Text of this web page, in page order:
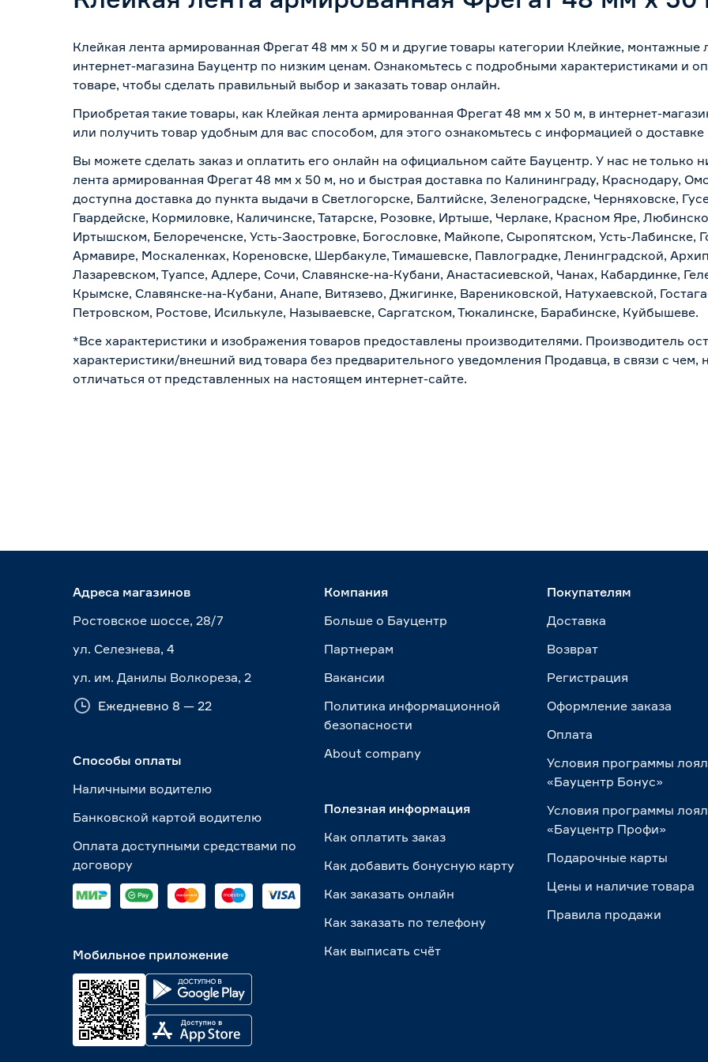
Клейкая лента армированная Фрегат 48 мм x 50 м и другие товары категории Клейкие,
интернет-магазина Бауцентр по низким ценам. Ознакомьтесь с подробными характеристиками и
товаре, чтобы сделать правильный выбор и заказать товар онлайн.
Приобретая такие товары, как Клейкая лента армированная Фрегат 48 мм x 50 м, в интернет-
или получить товар удобным для вас способом, для этого ознакомьтесь с информацией о
Вы можете сделать заказ и оплатить его онлайн на официальном сайте Бауцентр. У нас не только
лента армированная Фрегат 48 мм x 50 м, но и быстрая доставка по Калининграду, Краснодару,
доступна доставка до пункта выдачи в Светлогорске, Балтийске, Зеленоградске, Черняховске,
Гвардейске, Кормиловке, Каличинске, Татарске, Розовке, Иртыше, Черлаке, Красном Яре,
Иртышском, Белореченске, Усть-Заостровке, Богословке, Майкопе, Сыропятском, Усть-Лабинске,
Армавире, Москаленках, Кореновске, Шербакуле, Тимашевске, Павлоградке, Ленинградской,
Лазаревском, Туапсе, Адлере, Сочи, Славянске-на-Кубани, Анастасиевской, Чанах, Кабардинке,
Крымске, Славянске-на-Кубани, Анапе, Витязево, Джигинке, Варениковской, Натухаевской,
Петровском, Ростове, Исилькуле, Называевске, Саргатском, Тюкалинске, Барабинске, Куйбышеве.
*Все характеристики и изображения товаров предоставлены производителями. Производитель
характеристики/внешний вид товара без предварительного уведомления Продавца, в связи с чем,
отличаться от представленных на настоящем интернет-сайте.
Адреса магазинов
Ростовское шоссе, 28/7
ул. Селезнева, 4
ул. им. Данилы Волкореза, 2
Ежедневно 8 — 22
Способы оплаты
Наличными водителю
Банковской картой водителю
Оплата доступными средствами по
договору
Мобильное приложение
Компания
Больше о Бауцентр
Партнерам
Вакансии
Политика информационной
безопасности
About сompany
Полезная информация
Как оплатить заказ
Как добавить бонусную карту
Как заказать онлайн
Как заказать по телефону
Как выписать счёт
Покупателям
Доставка
Возврат
Регистрация
Оформление заказа
Оплата
Условия программы
«Бауцентр Бонус»
Условия программы
«Бауцентр Профи»
Подарочные карты
Цены и наличие товара
Правила продажи